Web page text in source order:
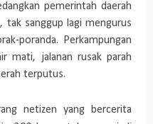
pemerintah daerah
tak sanggup lagi mengurus
poranda. Perkampungan
mati, jalanan rusak parah
terputus.
netizen yang bercerita